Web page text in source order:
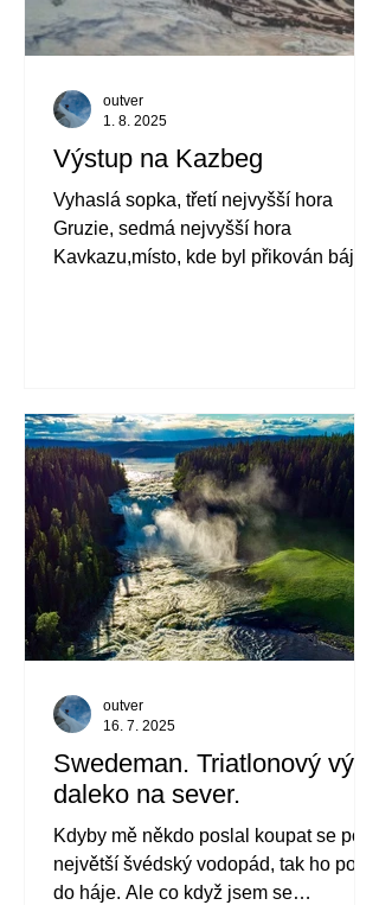
Výstup na Kazbeg
Vyhaslá sopka, třetí nejvyšší hora
Gruzie, sedmá nejvyšší hora
Kavkazu,místo, kde byl přikován bájný
severu Gruzie.
outver
1. 8. 2025
Swedeman. Triatlonový výlet
daleko na sever.
Kdyby mě někdo poslal koupat se pod
největší švédský vodopád, tak ho pošlu
do háje. Ale co když jsem se
outver
16. 7. 2025